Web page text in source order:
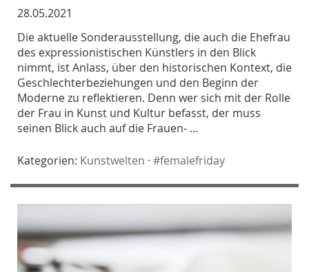
28.05.2021
Die aktuelle Sonderausstellung, die auch die Ehefrau
des expressionistischen Künstlers in den Blick
nimmt, ist Anlass, über den historischen Kontext, die
Geschlechterbeziehungen und den Beginn der
Moderne zu reflektieren. Denn wer sich mit der Rolle
der Frau in Kunst und Kultur befasst, der muss
seinen Blick auch auf die Frauen- …
Kategorien: Kunstwelten · #femalefriday